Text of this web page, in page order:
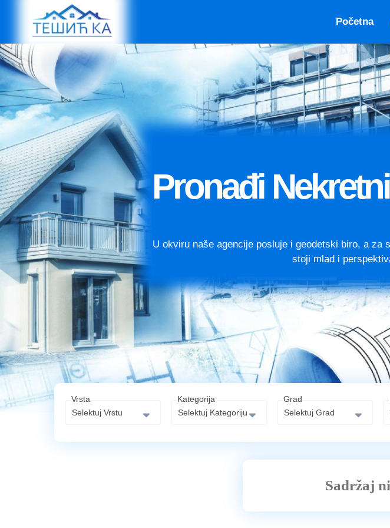
Početna
Tip
Izdavanje
Prodaja
Kategorije
Hala
Kuca
Parcela
Poslovni
prostor
Stan
Početna
Pronađi
U okviru naše agencije posluje i geodetski biro, a za
stoji mlad i
Vrsta
Selektuj Vrstu
Kategorija
Selektuj Kategoriju
Grad
Selektuj Grad
Sadržaj